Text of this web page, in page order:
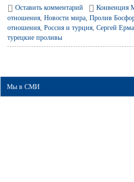
Оставить комментарий Конвенция
отношения ,Новости мира ,Пролив
отношения ,Россия и турция ,Сергей
турецкие проливы
Мы в СМИ